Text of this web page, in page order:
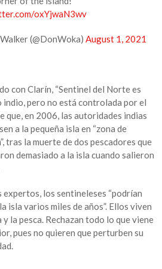
oxYjwaN3wv
(@DonWoka) August 1, 2021
con Clarín, “Sentinel del Norte es
pero no está controlada por el
que, en 2006, las autoridades indias
a la pequeña isla en “zona de
tras la muerte de dos pescadores que
demasiado a la isla cuando salieron
expertos, los sentineleses “podrían
isla varios miles de años”. Ellos viven
y la pesca. Rechazan todo lo que viene
pues no quieren que perturben su